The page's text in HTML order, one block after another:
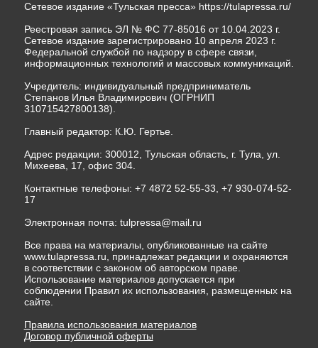
Сетевое издание «Тульская пресса» https://tulapressa.ru/
Реестровая запись ЭЛ № ФС 77-85016 от 10.04.2023 г.
Сетевое издание зарегистрировано 10 апреля 2023 г.
Федеральной службой по надзору в сфере связи,
информационных технологий и массовых коммуникаций.
Учредитель: индивидуальный предприниматель
Степанов Илья Владимирович (ОГРНИП
310715427800138).
Главный редактор: К.Ю. Гертье.
Адрес редакции: 300012, Тульская область, г. Тула, ул.
Михеева, 17, офис 304.
Контактные телефоны: +7 4872 52-55-33, +7 930-074-52-
17
Электронная почта: tulpressa@mail.ru
Все права на материалы, опубликованные на сайте
www.tulapressa.ru, принадлежат редакции и охраняются
в соответствии с законом об авторском праве.
Использование материалов допускается при
соблюдении Правил их использования, размещенных на
сайте.
Правила использования материалов
Договор публичной оферты